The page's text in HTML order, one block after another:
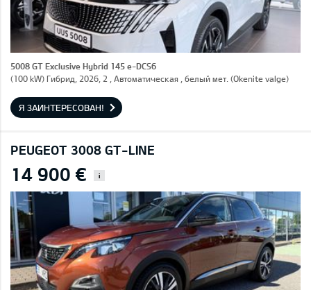
5008 GT Exclusive Hybrid 145 e-DCS6
(100 kW) Гибрид, 2026, 2 , Автоматическая , белый мет. (Okenite valge)
Я ЗАИНТЕРЕСОВАН!
PEUGEOT 3008 GT-LINE
14 900 € i